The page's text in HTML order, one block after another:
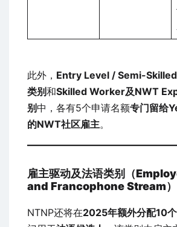
此外， Entry Level / Semi-
类别和Skilled Worker及NWT
别中，各有5个申请名额专门留给
的NWT社区雇主。
雇主驱动及法语类别（
and Francophone Stream）
NTNP还将在2025年额外分配10